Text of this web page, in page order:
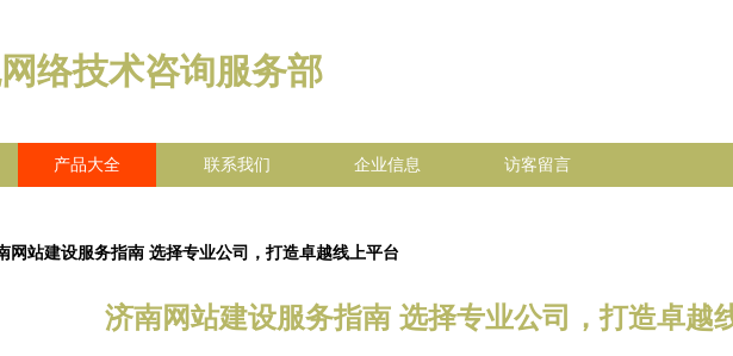
络技术咨询服务部
产品大全 联系我们 企业信息 访客留言
网站建设服务指南 选择专业公司，打造卓越线上平台
济南网站建设服务指南 选择专业公司，打造卓越